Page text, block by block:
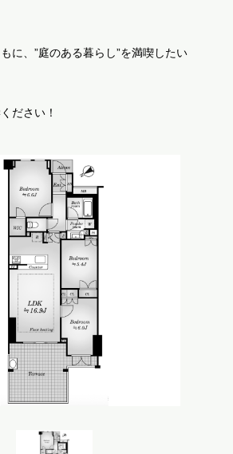
に、”庭のある暮らし”を満喫したい
ださい！